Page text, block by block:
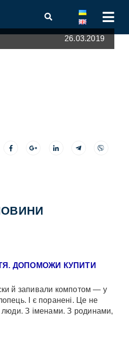
26.03.2019
ДОПОМОЖИ КУПИТИ
й запивали компотом — у
І є поранені. Це не
люди. З іменами. З родинами,